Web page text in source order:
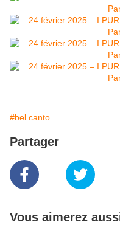
#bel canto
Partager
Vous aimerez